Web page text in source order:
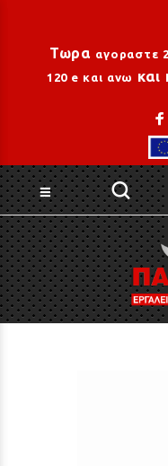
Τωρα αγοραστε
120 e και ανω